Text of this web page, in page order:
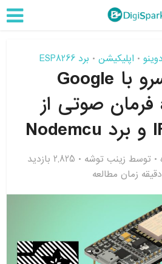
• اپلیکیشن • برد ESP8266
کنترل سرو با Google
assistant فرمان صوتی از
توسط زینب توشه
2,825 بازدید